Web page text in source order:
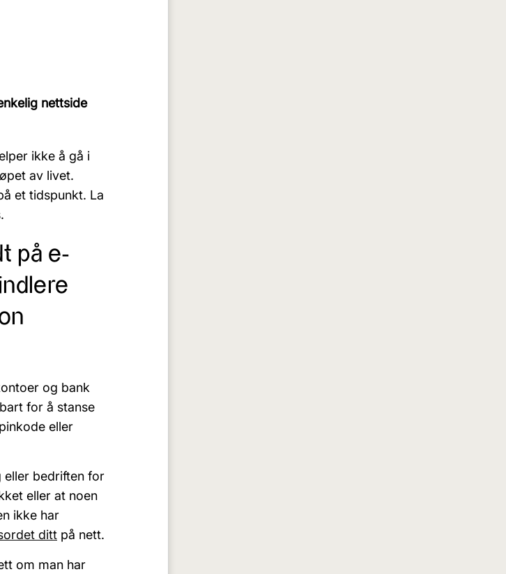
nettside
ikke å gå i
av livet.
et tidspunkt. La
på e-
og bank
for å stanse
eller
bedriften for
eller at noen
ikke har
ditt på nett.
om man har